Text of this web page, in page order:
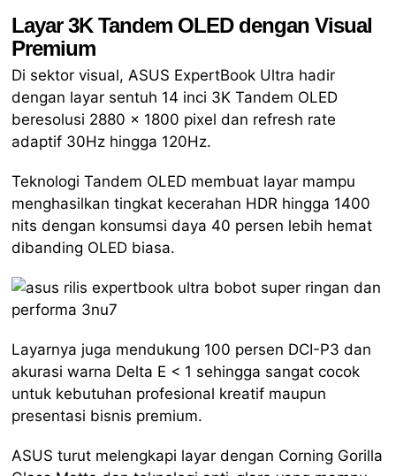
Layar 3K Tandem OLED dengan Visual
Premium
Di sektor visual, ASUS ExpertBook Ultra hadir
dengan layar sentuh 14 inci 3K Tandem OLED
beresolusi 2880 x 1800 pixel dan refresh rate
adaptif 30Hz hingga 120Hz.
Teknologi Tandem OLED membuat layar mampu
menghasilkan tingkat kecerahan HDR hingga 1400
nits dengan konsumsi daya 40 persen lebih hemat
dibanding OLED biasa.
Layarnya juga mendukung 100 persen DCI-P3 dan
akurasi warna Delta E < 1 sehingga sangat cocok
untuk kebutuhan profesional kreatif maupun
presentasi bisnis premium.
ASUS turut melengkapi layar dengan Corning Gorilla